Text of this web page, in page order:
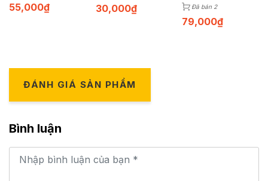
55,000₫ 30,000₫ Đã bán 2
79,000₫
ĐÁNH GIÁ SẢN PHẨM
Bình luận